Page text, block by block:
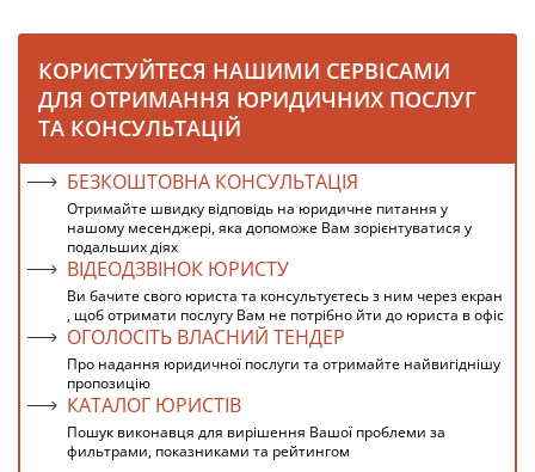
КОРИСТУЙТЕСЯ НАШИМИ СЕРВІСАМИ
ДЛЯ ОТРИМАННЯ ЮРИДИЧНИХ ПОСЛУГ
ТА КОНСУЛЬТАЦІЙ
БЕЗКОШТОВНА КОНСУЛЬТАЦІЯ
Отримайте швидку відповідь на юридичне питання у
нашому месенджері, яка допоможе Вам зорієнтуватися у
подальших діях
ВІДЕОДЗВІНОК ЮРИСТУ
Ви бачите свого юриста та консультуєтесь з ним через екран
, щоб отримати послугу Вам не потрібно йти до юриста в офіс
ОГОЛОСІТЬ ВЛАСНИЙ ТЕНДЕР
Про надання юридичної послуги та отримайте найвигіднішу
пропозицію
КАТАЛОГ ЮРИСТІВ
Пошук виконавця для вирішення Вашої проблеми за
фильтрами, показниками та рейтингом